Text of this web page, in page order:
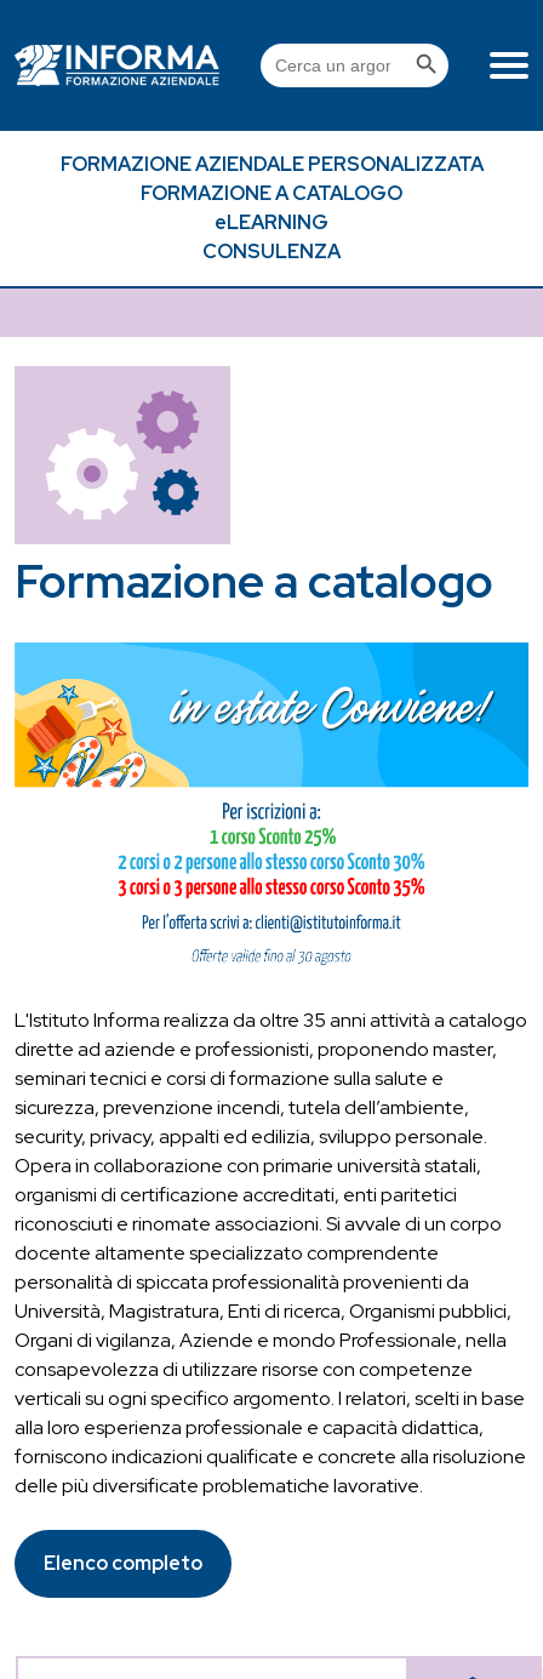
content
Search
for:
Search Button
FORMAZIONE AZIENDALE PERSONALIZZATA
FORMAZIONE A CATALOGO
eLEARNING
CONSULENZA
Formazione a catalogo
L'Istituto Informa realizza da oltre 35 anni attività a catalogo
dirette ad aziende e professionisti, proponendo master,
seminari tecnici e corsi di formazione sulla salute e
sicurezza, prevenzione incendi, tutela dell’ambiente,
security, privacy, appalti ed edilizia, sviluppo personale.
Opera in collaborazione con primarie università statali,
organismi di certificazione accreditati, enti paritetici
riconosciuti e rinomate associazioni. Si avvale di un corpo
docente altamente specializzato comprendente
personalità di spiccata professionalità provenienti da
Università, Magistratura, Enti di ricerca, Organismi pubblici,
Organi di vigilanza, Aziende e mondo Professionale, nella
consapevolezza di utilizzare risorse con competenze
verticali su ogni specifico argomento. I relatori, scelti in base
alla loro esperienza professionale e capacità didattica,
forniscono indicazioni qualificate e concrete alla risoluzione
delle più diversificate problematiche lavorative.
Elenco completo